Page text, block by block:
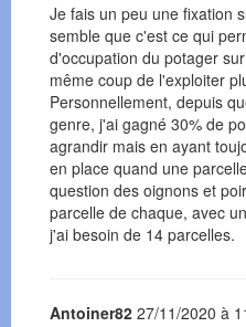
Je fais un peu une fixation
semble que c'est ce qui
d'occupation du potager
même coup de l'exploiter
Personnellement, depuis
genre, j'ai gagné 30% de
agrandir mais en ayant
en place quand une
question des oignons et
parcelle de chaque, avec
j'ai besoin de 14 parcelles.
Antoiner82 27/11/2020 à